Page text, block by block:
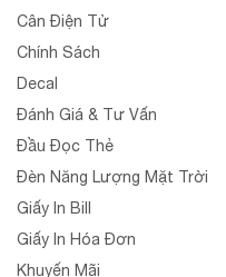
Cân Điện Tử
Chính Sách
Decal
Đánh Giá & Tư Vấn
Đầu Đọc Thẻ
Đèn Năng Lượng Mặt Trời
Giấy In Bill
Giấy In Hóa Đơn
Khuyến Mãi